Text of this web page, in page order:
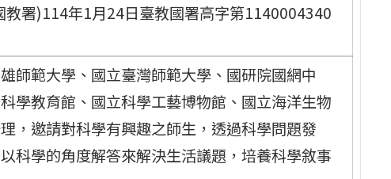
署)114年1月24日臺教國署高字第1140004340
師範大學、國立臺灣師範大學、國研院國網中
學教育館、國立科學工藝博物館、國立海洋生物
，邀請對科學有興趣之師生，透過科學問題發
科學的角度解答來解決生活議題，培養科學敘事